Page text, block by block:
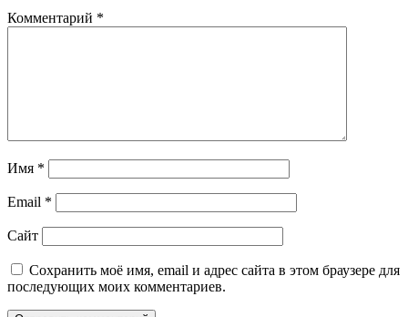
Комментарий *
Имя *
Email *
Сайт
Сохранить моё имя, email и адрес сайта в этом браузере для
последующих моих комментариев.